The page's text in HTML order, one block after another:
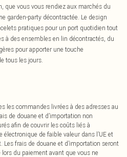
que vous vous rendiez aux marchés du
garden-party décontractée. Le design
pratiques pour un port quotidien tout
à des ensembles en lin décontractés, du
pour apporter une touche
tous les jours.
les commandes livrées à des adresses au
de douane et d’importation non
afin de couvrir les coûts liés à
électronique de faible valeur dans l’UE et
Les frais de douane et d’importation seront
du paiement avant que vous ne